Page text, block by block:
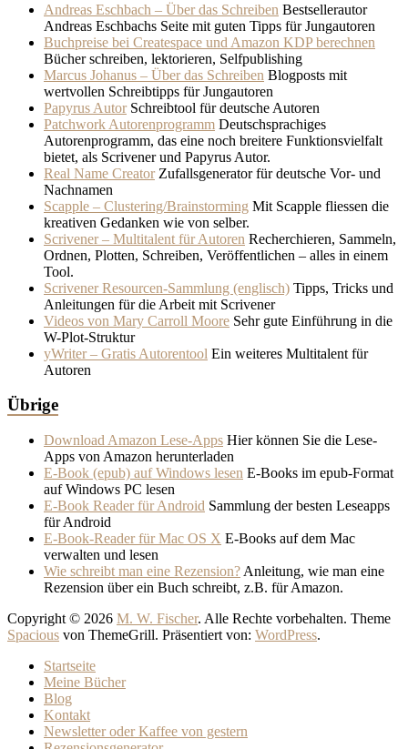
Andreas Eschbach – Über das Schreiben Bestsellerautor
Andreas Eschbachs Seite mit guten Tipps für Jungautoren
Buchpreise bei Createspace und Amazon KDP berechnen
Bücher schreiben, lektorieren, Selfpublishing
Marcus Johanus – Über das Schreiben Blogposts mit
wertvollen Schreibtipps für Jungautoren
Papyrus AutorSchreibtool für deutsche Autoren
Patchwork Autorenprogramm Deutschsprachiges
Autorenprogramm, das eine noch breitere Funktionsvielfalt
bietet, als Scrivener und Papyrus Autor.
Real Name CreatorZufallsgenerator für deutsche Vor- und
Nachnamen
Scapple – Clustering/Brainstorming Mit Scapple fliessen die
kreativen Gedanken wie von selber.
Scrivener – Multitalent für Autoren Recherchieren, Sammeln,
Ordnen, Plotten, Schreiben, Veröffentlichen – alles in einem
Tool.
Scrivener Resourcen-Sammlung (englisch) Tipps, Tricks und
Anleitungen für die Arbeit mit Scrivener
Videos von Mary Carroll Moore Sehr gute Einführung in die
W-Plot-Struktur
yWriter – Gratis Autorentool Ein weiteres Multitalent für
Autoren
Übrige
Download Amazon Lese-Apps Hier können Sie die Lese-
Apps von Amazon herunterladen
E-Book (epub) auf Windows lesen E-Books im epub-Format
auf Windows PC lesen
E-Book Reader für Android Sammlung der besten Leseapps
für Android
E-Book-Reader für Mac OS X E-Books auf dem Mac
verwalten und lesen
Wie schreibt man eine Rezension? Anleitung, wie man eine
Rezension über ein Buch schreibt, z.B. für Amazon.
Copyright © 2026 M. W. Fischer. Alle Rechte vorbehalten. Theme
Spacious von ThemeGrill. Präsentiert von: WordPress.
Startseite
Meine Bücher
Blog
Kontakt
Newsletter oder Kaffee von gestern